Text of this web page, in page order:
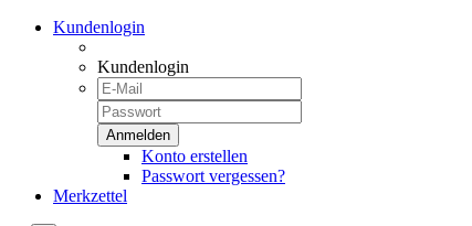
Kundenlogin
Kundenlogin
Konto erstellen
Passwort vergessen?
Merkzettel